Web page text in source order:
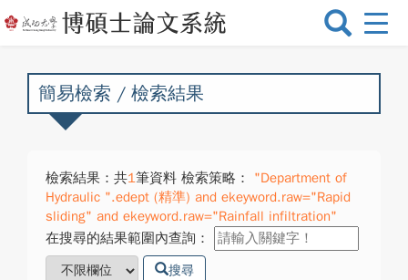
選
換
簡易檢索 / 檢索結果
檢索結果：共1筆資料 檢索策略：
"Department of
Hydraulic ".edept (精準) and ekeyword.raw="Rapid
sliding" and ekeyword.raw="Rainfall infiltration"
在搜尋的結果範圍內查詢：
搜尋